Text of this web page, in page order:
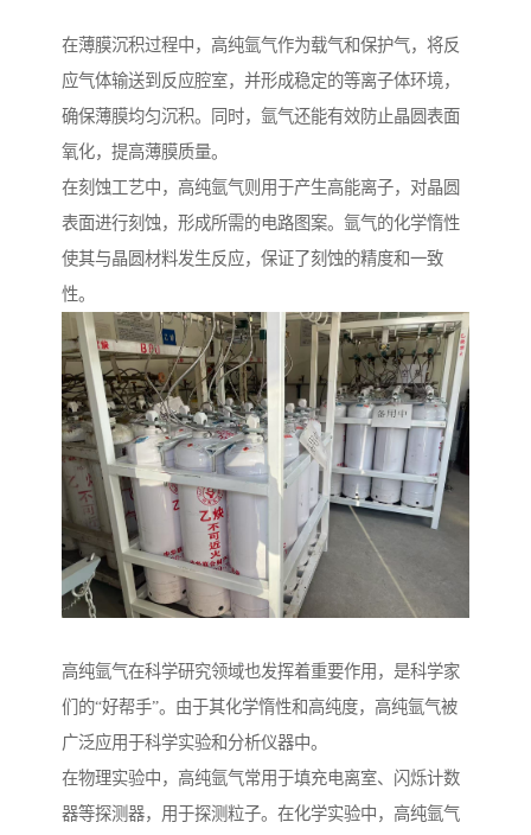
在薄膜沉积过程中，高纯氩气作为载气和保护气，将反
应气体输送到反应腔室，并形成稳定的等离子体环境，
确保薄膜均匀沉积。同时，氩气还能有效防止晶圆表面
氧化，提高薄膜质量。
在刻蚀工艺中，高纯氩气则用于产生高能离子，对晶圆
表面进行刻蚀，形成所需的电路图案。氩气的化学惰性
使其与晶圆材料发生反应，保证了刻蚀的精度和一致
性。
高纯氩气在科学研究领域也发挥着重要作用，是科学家
们的“好帮手”。由于其化学惰性和高纯度，高纯氩气被
广泛应用于科学实验和分析仪器中。
在物理实验中，高纯氩气常用于填充电离室、闪烁计数
器等探测器，用于探测粒子。在化学实验中，高纯氩气